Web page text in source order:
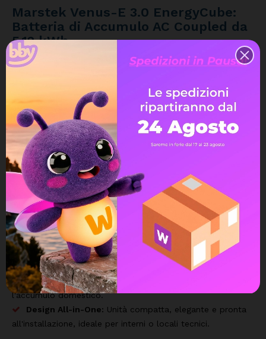
Marstek Venus-E 3.0 EnergyCube:
Batteria di Accumulo AC Coupled da
5.12 kWh
Trasforma il tuo impianto fotovoltaico esistente in un
. Grazie alla tecnologiaAC-Coupled,
questo sistema ESS (Energy Storage System) è compatibile
con qualsiasi inverter già installato, offrendo una soluzione
di retrofit semplice, sicura ed estremamente efficiente.
Perché scegliere Marstek Venus-E 3.0
(5.12 kWh)?
Compatibilità Universale:Essendo un sistema
accoppiato in CA, non richiede la sostituzione del tuo
attuale inverter. Si collega direttamente al quadro elettrico.
Capacità Ideale:Con 5.12 kWh di energia stoccata, copre
perfettamente il fabbisogno notturno di una famiglia media.
Sicurezza LifePO4:Utilizza celle al Litio-Ferro-Fosfato,
la tecnologia più sicura e longeva sul mercato per
l'accumulo domestico.
Design All-in-One: Unità compatta, elegante e pronta
all'installazione, ideale per interni o locali tecnici.